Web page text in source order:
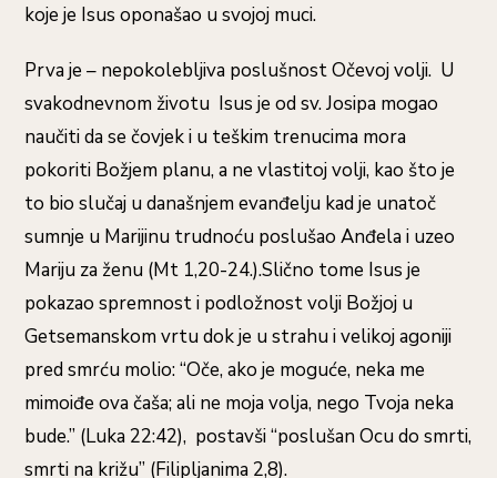
koje je Isus oponašao u svojoj muci.
Prva je – nepokolebljiva poslušnost Očevoj volji. U
svakodnevnom životu Isus je od sv. Josipa mogao
naučiti da se čovjek i u teškim trenucima mora
pokoriti Božjem planu, a ne vlastitoj volji, kao što je
to bio slučaj u današnjem evanđelju kad je unatoč
sumnje u Marijinu trudnoću poslušao Anđela i uzeo
Mariju za ženu (Mt 1,20-24.).Slično tome Isus je
pokazao spremnost i podložnost volji Božjoj u
Getsemanskom vrtu dok je u strahu i velikoj agoniji
pred smrću molio: “Oče, ako je moguće, neka me
mimoiđe ova čaša; ali ne moja volja, nego Tvoja neka
bude.” (Luka 22:42), postavši “poslušan Ocu do smrti,
smrti na križu” (Filipljanima 2,8).